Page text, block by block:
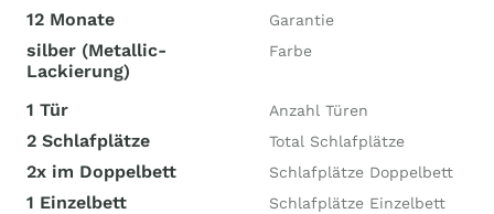
12 Monate Garantie
silber (Metallic-
Lackierung)
Farbe
1 Tür Anzahl Türen
2 Schlafplätze Total Schlafplätze
2x im Doppelbett Schlafplätze Doppelbett
1 Einzelbett Schlafplätze Einzelbett